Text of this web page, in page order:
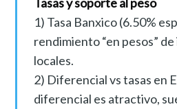
1) Tasa Banxico (6.50%
rendimiento “en pesos”
locales.
2) Diferencial vs tasas en
diferencial es atractivo,